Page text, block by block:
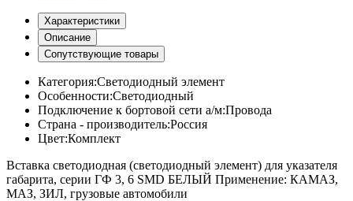
Характеристики
Описание
Сопутствующие товары
Категория:Светодиодный элемент
Особенности:Светодиодный
Подключение к бортовой сети а/м:Провода
Страна - производитель:Россия
Цвет:Комплект
Вставка светодиодная (светодиодный элемент) для указателя
габарита, серии ГФ 3, 6 SMD БЕЛЫЙ Применение: КАМАЗ,
МАЗ, ЗИЛ, грузовые автомобили